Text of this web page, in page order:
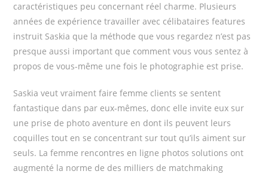
caractéristiques peu concernant réel charme. Plusieurs
années de expérience travailler avec célibataires features
instruit Saskia que la méthode que vous regardez n’est pas
presque aussi important que comment vous vous sentez à
propos de vous-même une fois le photographie est prise.
Saskia veut vraiment faire femme clients se sentent
fantastique dans par eux-mêmes, donc elle invite eux sur
une prise de photo aventure en dont ils peuvent leurs
coquilles tout en se concentrant sur tout qu’ils aiment sur
seuls. La femme rencontres en ligne photos solutions ont
augmenté la norme de des milliers de matchmaking